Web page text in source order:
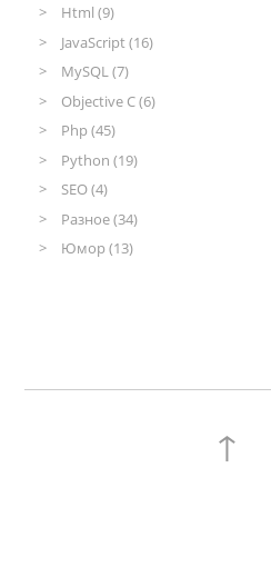
Html (9)
JavaScript (16)
MySQL (7)
Objective C (6)
Php (45)
Python (19)
SEO (4)
Разное (34)
Юмор (13)
↑